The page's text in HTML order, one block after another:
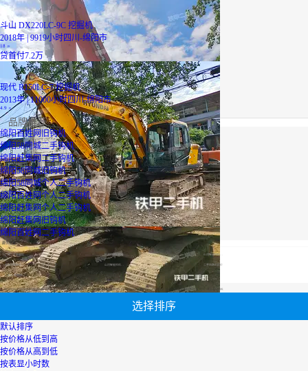
斗山 DX220LC-9C 挖掘机
2018年 | 9919小时四川-绵阳市
18 万
贷首付7.2万
现代 R150LC-7 挖掘机
2013年 | 11000小时四川-绵阳市
4.9 万
品牌推荐
绵阳百姓网旧钩机
绵阳58同城二手钩机
绵阳赶集网二手钩机
绵阳58同城旧钩机
绵阳58同城个人二手钩机
绵阳百姓网个人二手钩机
绵阳赶集网个人二手钩机
绵阳赶集网旧钩机
绵阳百姓网二手钩机
最优设备
广西二手挖掘机 轮式挖掘机报价
履带式挖掘机价格 二手压路机报价
小松60挖掘机价格
【绵阳百姓网旧钩机】专区为您汇总有关绵阳百姓网旧钩机有关的二手设备信息，提供绵阳百姓网旧钩机转让,绵阳百姓网旧钩机买卖,市场,包括绵阳百姓网旧钩机报价，热卖品牌，热卖地区等；还可以直接看到为您精心挑选的绵阳百姓网旧钩机相关的机械设备信息，包括其绵阳百姓网旧钩机型号、绵阳百姓网旧钩机参数、机型介绍、品牌介绍、新机价格信息等；
选择排序
默认排序
按价格从低到高
按价格从高到低
按表显小时数